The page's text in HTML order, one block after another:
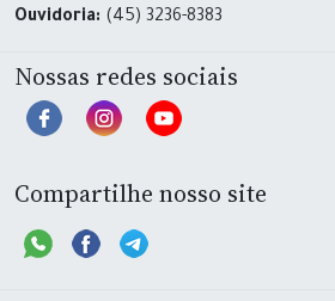
Ouvidoria: (45) 3236-8383
Nossas redes sociais
Compartilhe nosso site